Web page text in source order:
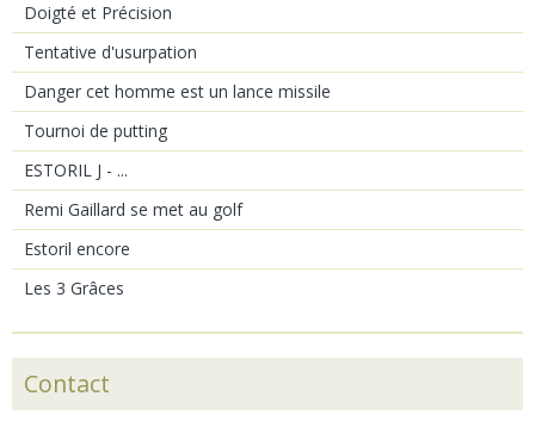
Doigté et Précision
Tentative d'usurpation
Danger cet homme est un lance missile
Tournoi de putting
ESTORIL J - ...
Remi Gaillard se met au golf
Estoril encore
Les 3 Grâces
Contact